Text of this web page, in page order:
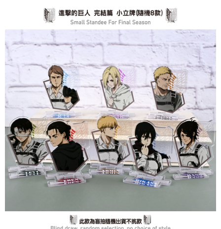
※ 交易是否成功請以「AFTEE先享後付 」之結帳頁面顯示為準，若有關於
是否繳費成功／繳費後需取消欲退款等相關疑問，請聯繫「AFTEE先享後付
客戶支援中心」https://netprotections.freshdesk.com/support/home
【注意事項】
１．透過由恩沛科技股份有限公司提供之「AFTEE先享後付」服務完成之交
易，需依本服務之必要範圍內提供個人資料，並將交易相關給付款項請求債
權轉讓予恩沛科技股份有限公司。
２．關於個人資料處理事宜，請瀏覽以下網址：
https://aftee.tw/terms/#terms3
３．未成年的使用者請事先徵得法定代理人或監護人之同意方可使用
「AFTEE先享後付」，若未經同意申辦者引起之損失，本公司不負相關責
任。
４．使用「AFTEE先享後付」時，將依據個別帳號之用戶狀況，依本公司即
時審查核予不同之上限額度；若仍有額度不足之情形，本公司將視審查結果
請求用戶進行身份認證。
５．嚴禁一人註冊多個帳號或使用他人資訊註冊。若發現惡意使用之情形，
恩沛科技股份有限公司將有權停止該用戶之使用額度並採取法律行動。
付款後7-11取貨
每筆NT$60，滿NT$499(含以上)免運費
宅配
每筆NT$120，滿NT$499(含以上)免運費
查看運費